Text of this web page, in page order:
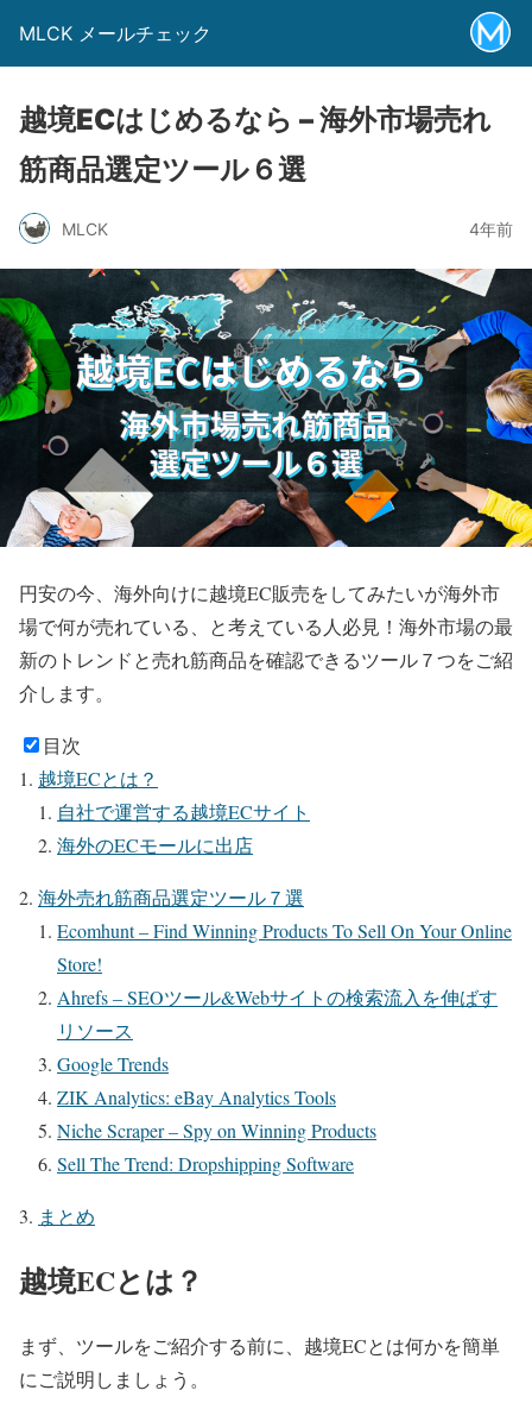
MLCK メールチェック
越境ECはじめるなら – 海外市場売れ
筋商品選定ツール６選
MLCK 4年前
円安の今、海外向けに越境EC販売をしてみたいが海外市
場で何が売れている、と考えている人必見！海外市場の最
新のトレンドと売れ筋商品を確認できるツール７つをご紹
介します。
目次
越境ECとは？
自社で運営する越境ECサイト
海外のECモールに出店
海外売れ筋商品選定ツール７選
Ecomhunt – Find Winning Products To Sell On Your Online
Store!
Ahrefs – SEOツール&Webサイトの検索流入を伸ばす
リソース
Google Trends
ZIK Analytics: eBay Analytics Tools
Niche Scraper – Spy on Winning Products
Sell The Trend: Dropshipping Software
まとめ
越境ECとは？
まず、ツールをご紹介する前に、越境ECとは何かを簡単
にご説明しましょう。